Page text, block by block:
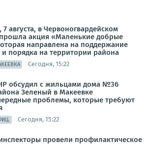
7 августа, в Червоногвардейском
акция «Маленькие добрые
направлена на поддержание
и порядка на территории района
Сегодня, 15:22
обсудил с жильцами дома №36
Зеленый в Макеевке
проблемы, которые требуют
Сегодня, 15:22
провели профилактическое